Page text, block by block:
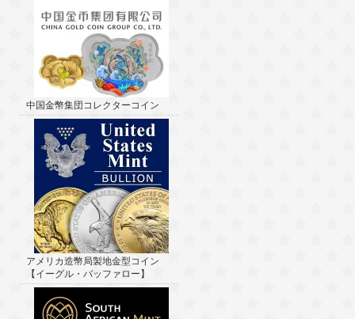
中国金幣集団コレクターコイン
アメリカ造幣局製地金型コイン
【イーグル・バッファロー】